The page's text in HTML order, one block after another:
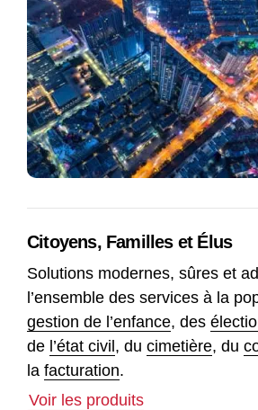
Citoyens, Familles et Élus
Solutions modernes, sûres et
l’ensemble des services à la
gestion de l’enfance, des
de l’état civil , du cimetière, du
la facturation.
Voir les produits